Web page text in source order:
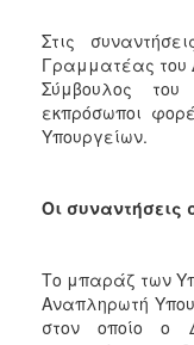
Στις
Γραμματέας του
Σύμβουλος
εκπρόσωποι
Υπουργείων.
Οι συναντήσεις
Το μπαράζ των
Αναπληρωτή
στον οποίο ο